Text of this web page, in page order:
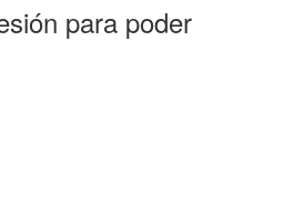
para poder